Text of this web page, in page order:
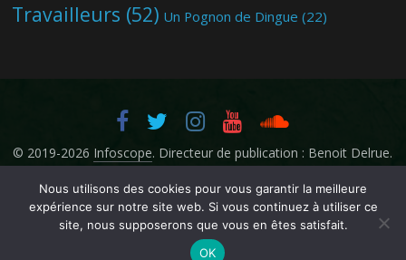
Travailleurs (52) Un Pognon de Dingue (22)
© 2019-2026 Infoscope. Directeur de publication : Benoit Delrue.
Nous utilisons des cookies pour vous garantir la meilleure
expérience sur notre site web. Si vous continuez à utiliser ce
site, nous supposerons que vous en êtes satisfait.
OK